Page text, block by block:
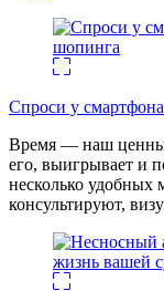
Спроси у
Время — наш
его, выигрывает и
несколько удобных
консультируют,